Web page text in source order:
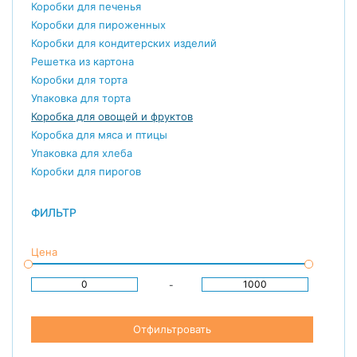
Коробки для печенья
Коробки для пироженных
Коробки для кондитерских изделий
Решетка из картона
Коробки для торта
Упаковка для торта
Коробка для овощей и фруктов
Коробка для мяса и птицы
Упаковка для хлеба
Коробки для пирогов
ФИЛЬТР
Цена
-
Отфильтровать